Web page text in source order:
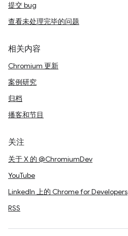
提交 bug
查看未处理完毕的问题
相关内容
Chromium 更新
案例研究
归档
播客和节目
关注
关于 X 的 @ChromiumDev
YouTube
LinkedIn 上的 Chrome for Developers
RSS